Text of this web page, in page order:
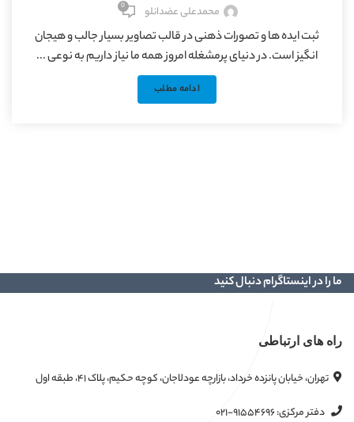
محمدعلی عضدانلو 0
ثبت ایده ها و تصورات ذهنی در قالب تصاویر بسیار جالب و هیجان
انگیز است. در دنیای پرمشغله امروز همه ما نیاز داریم به نوعی ...
ادامه مطلب
ما را در اینستاگرام دنبال کنید
راه های ارتباطی
تهران، خیابان پانزده خرداد، بازارچه عودلاجان، کوچه حکیم، پلاک ۴۱، طبقه اول
دفتر مرکزی:۰۲۱-۹۱۵۵۴۶۹۶